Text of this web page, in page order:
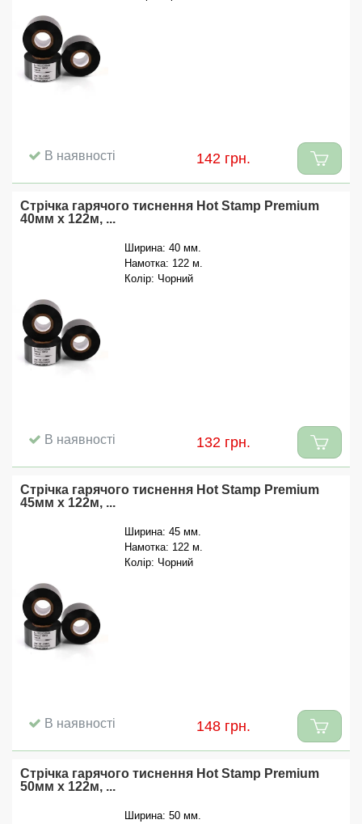
В наявності 142 грн.
Стрічка гарячого тиснення Hot Stamp Premium
40мм x 122м, ...
Ширина: 40 мм.
Намотка: 122 м.
Колір: Чорний
В наявності 132 грн.
Стрічка гарячого тиснення Hot Stamp Premium
45мм x 122м, ...
Ширина: 45 мм.
Намотка: 122 м.
Колір: Чорний
В наявності 148 грн.
Стрічка гарячого тиснення Hot Stamp Premium
50мм x 122м, ...
Ширина: 50 мм.